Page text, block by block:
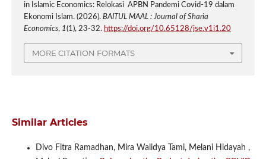
in Islamic Economics: Relokasi APBN Pandemi Covid-19 dalam
Ekonomi Islam. (2026). BAITUL MAAL : Journal of Sharia
Economics, 1(1), 23-32. https://doi.org/10.65128/jse.v1i1.20
MORE CITATION FORMATS
Similar Articles
Divo Fitra Ramadhan, Mira Walidya Tami, Melani Hidayah ,